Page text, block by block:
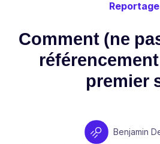
Reportage
Comment (ne
premier
Auteur
Benjamin